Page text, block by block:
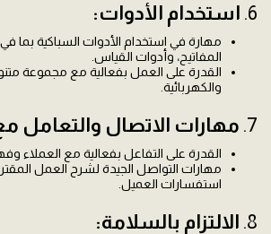
6. استخدام الأدوات:
مهارة في استخدام الأدوات السباكية بما
المفاتيح، وأدوات القياس.
القدرة على العمل بفعالية مع مجموعة
والكهربائية.
7. مهارات الاتصال والتعامل
القدرة على التفاعل بفعالية مع العملاء
مهارات التواصل الجيدة لشرح العمل
استفسارات العميل.
8. الالتزام بالسلامة: